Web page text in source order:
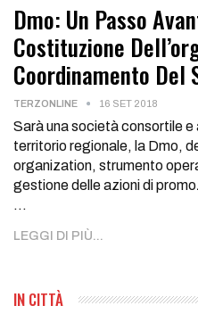
Dmo: Un Passo
Costituzione
Coordinamento
TERZONLINE 16 SET 2018
Sarà una società consortile
territorio regionale, la Dmo,
organization, strumento
gestione delle azioni di
…
LEGGI DI PIÙ...
IN CITTÀ